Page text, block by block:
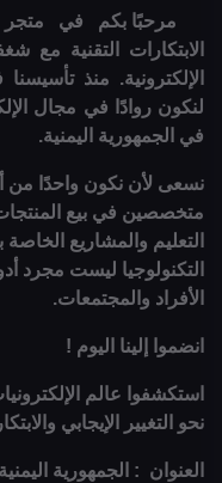
مرحبًا بكم في متجر
الابتكارات التقنية مع
لنكون روادًا في مجال
في الجمهورية اليمنية.
نسعى لأن نكون واحدًا من
متخصصين في بيع المنتجات
التعليم والمشاريع الخاصة
التكنولوجيا ليست مجرد
الأفراد والمجتمعات.
انضموا إلينا اليوم !
استكشفوا عالم
نحو التغيير الإيجابي
العنوان : الجمهورية